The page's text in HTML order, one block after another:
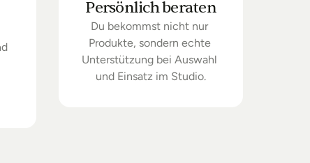
Persönlich beraten
Du bekommst nicht nur
Produkte, sondern echte
Unterstützung bei Auswahl
und Einsatz im Studio.